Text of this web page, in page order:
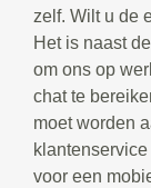
zelf. Wilt u de
Het is naast
om ons op
chat te
moet worden
voor een